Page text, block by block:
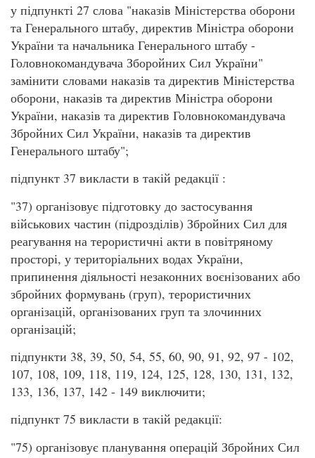
у підпункті 27 слова "наказів Міністерства оборони
та Генерального штабу, директив Міністра оборони
України та начальника Генерального штабу -
Головнокомандувача Зборойних Сил України"
замінити словами наказів та директив Міністерства
оборони, наказів та директив Міністра оборони
України, наказів та директив Головнокомандувача
Збройних Сил України, наказів та директив
Генерального штабу";
підпункт 37 викласти в такій редакції :
"37) організовує підготовку до застосування
військових частин (підрозділів) Збройних Сил для
реагування на терористичні акти в повітряному
просторі, у територіальних водах України,
припинення діяльності незаконних воєнізованих або
збройних формувань (груп), терористичних
організацій, організованих груп та злочинних
організацій;
підпункти 38, 39, 50, 54, 55, 60, 90, 91, 92, 97 - 102,
107, 108, 109, 118, 119, 124, 125, 128, 130, 131, 132,
133, 136, 137, 142 - 149 виключити;
підпункт 75 викласти в такій редакції:
"75) організовує планування операцій Збройних Сил